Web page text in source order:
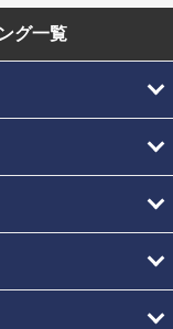
グ一覧